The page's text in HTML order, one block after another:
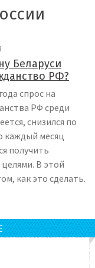
Беларуси
РФ?
спрос на
РФ среди
снизился по
каждый месяц
получить
В этой
как это сделать.